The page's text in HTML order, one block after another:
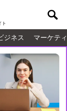
ト
ジネス マーケテ